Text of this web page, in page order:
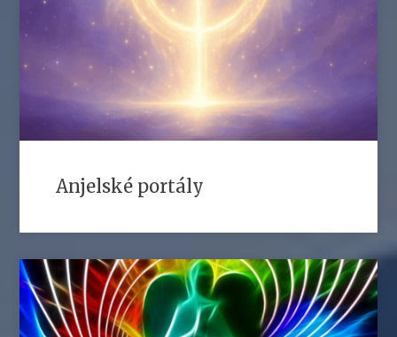
Anjelské portály